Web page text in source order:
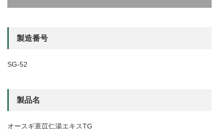
製造番号
SG-52
製品名
オースギ薏苡仁湯エキスTG